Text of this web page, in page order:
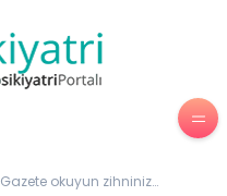
Gazete okuyun zihniniz